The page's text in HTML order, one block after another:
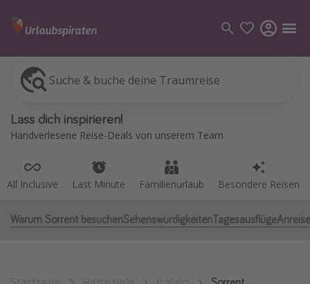
Suche & buche deine Traumreise
Lass dich inspirieren!
Handverlesene Reise-Deals von unserem Team
All Inclusive Last Minute Familienurlaub Besondere Reisen
All Inclusive
Flüge
Pauschalreisen
Warum Sorrent besuchenSehenswürdigkeitenTagesausflügeAnreise